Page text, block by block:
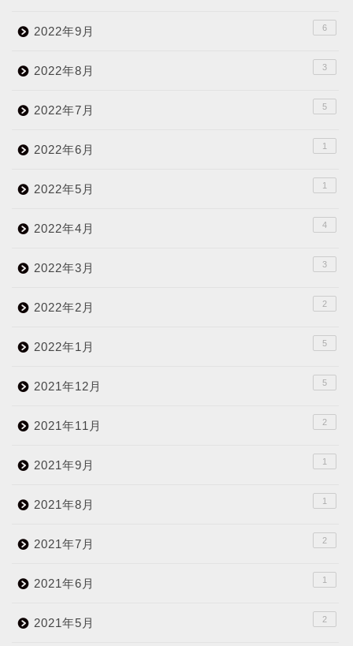
2022年9月 6
2022年8月 3
2022年7月 5
2022年6月 1
2022年5月 1
2022年4月 4
2022年3月 3
2022年2月 2
2022年1月 5
2021年12月 5
2021年11月 2
2021年9月 1
2021年8月 1
2021年7月 2
2021年6月 1
2021年5月 2